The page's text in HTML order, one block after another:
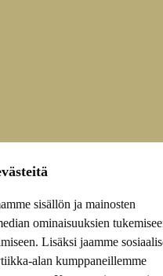
sisällön ja mainosten
ominaisuuksien
Lisäksi jaamme
alan kumppaneillemme